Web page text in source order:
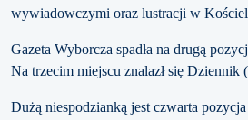
wywiadowczymi oraz lustracji w
Gazeta Wyborcza spadła na drugą
Na trzecim miejscu znalazł się Dziennik
Dużą niespodzianką jest czwarta